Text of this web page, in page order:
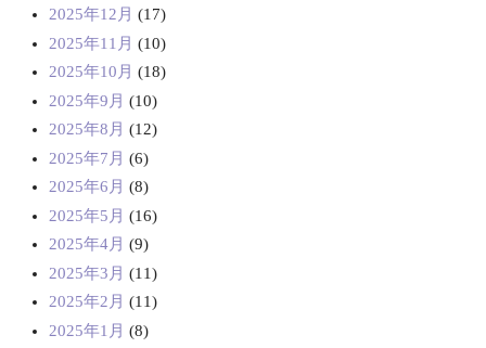
2025年12月 (17)
2025年11月 (10)
2025年10月 (18)
2025年9月 (10)
2025年8月 (12)
2025年7月 (6)
2025年6月 (8)
2025年5月 (16)
2025年4月 (9)
2025年3月 (11)
2025年2月 (11)
2025年1月 (8)